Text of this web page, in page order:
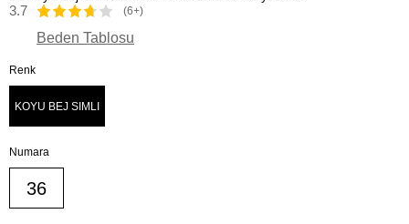
3.7 (6+)
Beden Tablosu
Renk
KOYU BEJ SIMLI
Numara
36